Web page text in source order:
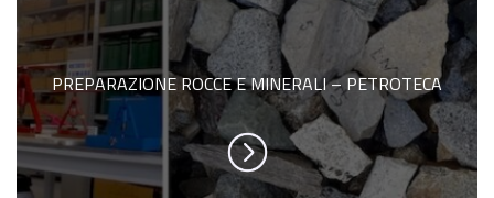
PREPARAZIONE ROCCE E MINERALI – PETROTECA